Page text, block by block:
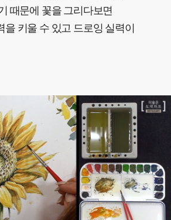
때문에 꽃을 그리다보면
키울 수 있고 드로잉 실력이